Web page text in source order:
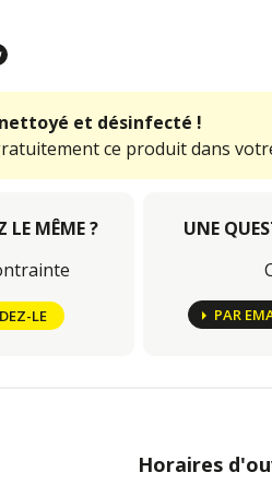
et désinfecté !
ce produit dans
LE MÊME ?
LE
UNE
PAR
Horaires